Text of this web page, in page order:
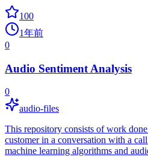
100
1年前
0
Audio Sentiment Analysis
0
audio-files
This repository consists of work
customer in a conversation with a
machine learning algorithms and